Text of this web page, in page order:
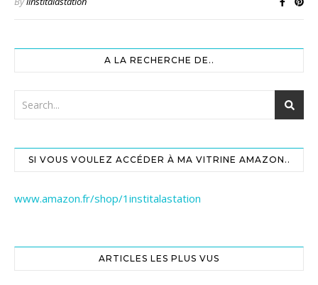
A LA RECHERCHE DE..
SI VOUS VOULEZ ACCÉDER À MA VITRINE AMAZON..
www.amazon.fr/shop/1institalastation
ARTICLES LES PLUS VUS